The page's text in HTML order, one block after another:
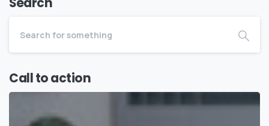
Call to action